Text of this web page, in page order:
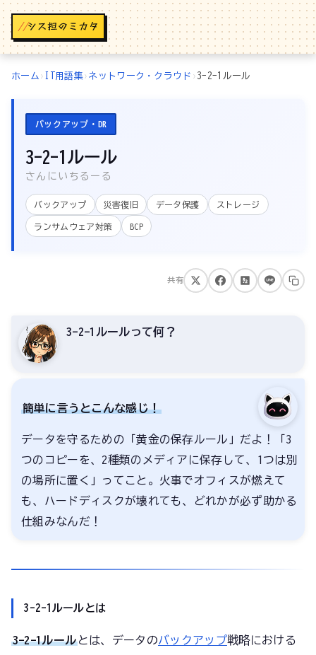
//
ホーム › IT用語集› ネットワーク・クラウド › 3-2-1ルール
バックアップ・DR
3-2-1ルール
さんにいちるーる
バックアップ 災害復旧 データ保護 ストレージ
ランサムウェア対策 BCP
共有
3-2-1ルールって何？
簡単に言うとこんな感じ！
データを守るための「黄金の保存ルール」だよ！「3
つのコピーを、2種類のメディアに保存して、1つは別
の場所に置く」ってこと。火事でオフィスが燃えて
も、ハードディスクが壊れても、どれかが必ず助かる
仕組みなんだ！
3-2-1ルールとは
3-2-1ルールとは、データのバックアップ戦略における